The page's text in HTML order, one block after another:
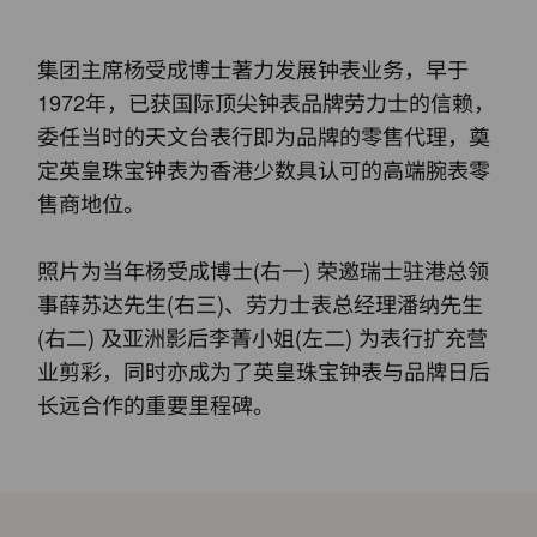
集团主席杨受成博士著力发展钟表业务，早于
1972年，已获国际顶尖钟表品牌劳力士的信赖，
委任当时的天文台表行即为品牌的零售代理，奠
定英皇珠宝钟表为香港少数具认可的高端腕表零
售商地位。
照片为当年杨受成博士(右一) 荣邀瑞士驻港总领
事薛苏达先生(右三)、劳力士表总经理潘纳先生
(右二) 及亚洲影后李菁小姐(左二) 为表行扩充营
业剪彩，同时亦成为了英皇珠宝钟表与品牌日后
长远合作的重要里程碑。